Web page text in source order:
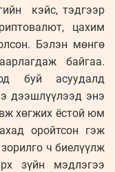
кэйс, тэдгээр
цахим
Бэлэн мөнгө
байгаа.
буй асуудалд
дээшлүүлээд энэ
хөгжих ёстой юм
оройтсон гэж
ч биелүүлж
зүйн мэдлэгээ